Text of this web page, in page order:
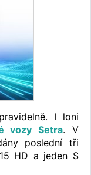
I loni
vozy Setra. V
poslední tři
HD a jeden S